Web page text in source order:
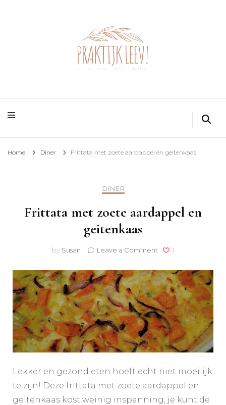
Home Diner Frittata met zoete aardappel en geitenkaas
DINER
Frittata met zoete aardappel en
geitenkaas
by Susan Leave a Comment on
met
zoete
aardappel
en
geitenkaas
1
Lekker en gezond eten hoeft echt niet moeilijk
te zijn! Deze frittata met zoete aardappel en
geitenkaas kost weinig inspanning, je kunt de